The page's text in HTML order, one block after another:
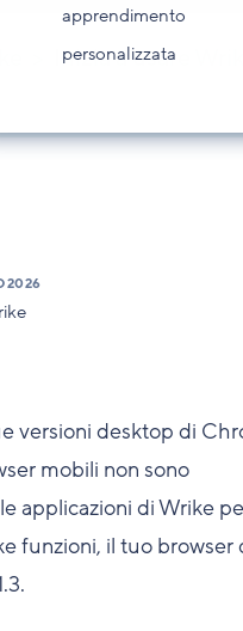
apprendimento
personalizzata
Inizia a usare
2026
versioni desktop di
mobili non sono
applicazioni di Wrike
funzioni, il tuo browser